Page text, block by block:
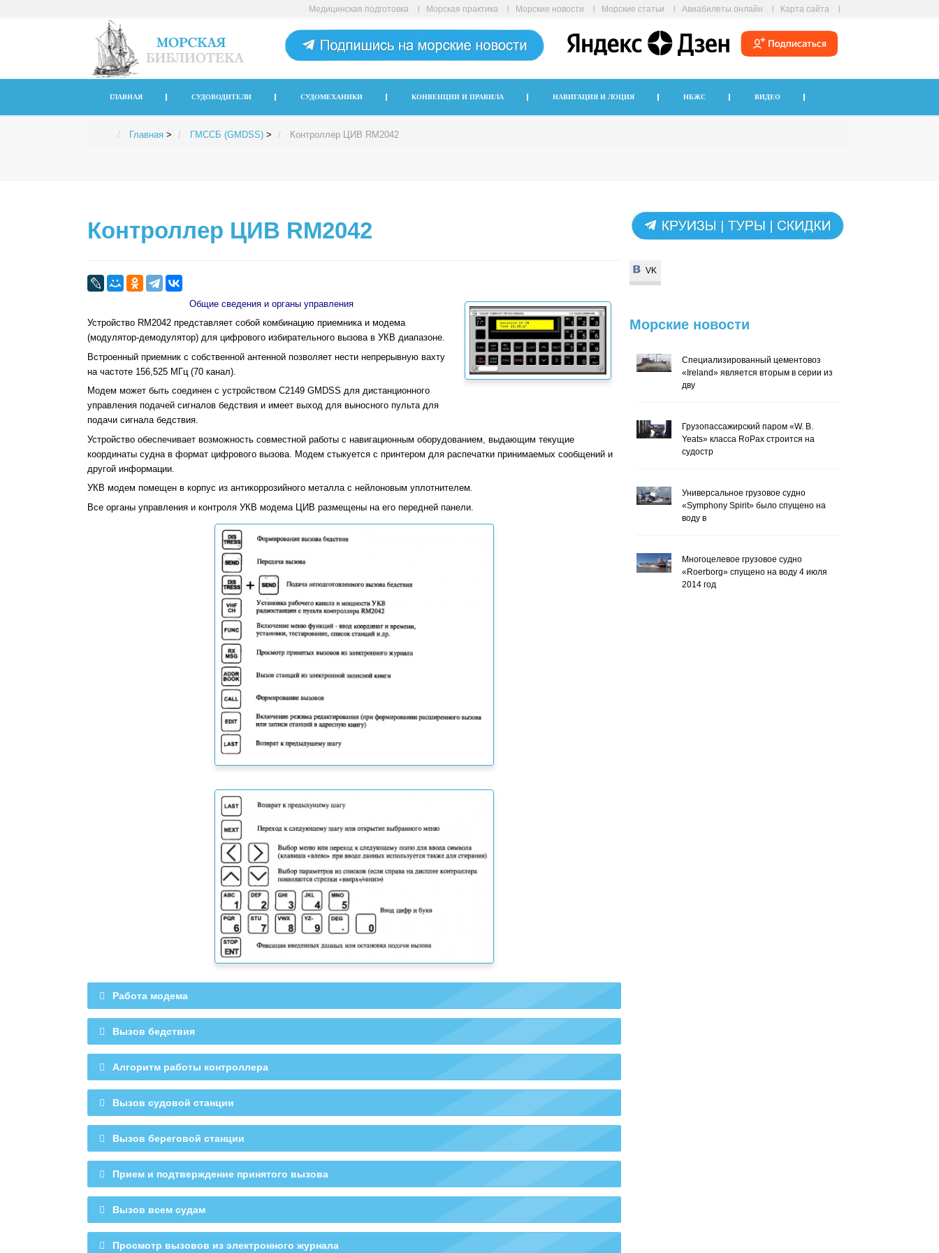
Медицинская подготовка Морская практика Морские новости Морские статьи Авиабилеты онлайн Карта сайта
ГЛАВНАЯ СУДОВОДИТЕЛИ СУДОМЕХАНИКИ КОНВЕНЦИИ И ПРАВИЛА НАВИГАЦИЯ И ЛОЦИЯ НБЖС ВИДЕО
Главная > ГМССБ (GMDSS) > Контроллер ЦИВ RM2042
Контроллер ЦИВ RM2042
Общие сведения и органы управления
Устройство RM2042 представляет собой комбинацию приемника и модема
(модулятор-демодулятор) для цифрового избирательного вызова в УКВ диапазоне.
Встроенный приемник с собственной антенной позволяет нести непрерывную вахту
на частоте 156,525 МГц (70 канал).
Модем может быть соединен с устройством С2149 GMDSS для дистанционного
управления подачей сигналов бедствия и имеет выход для выносного пульта для
подачи сигнала бедствия.
Устройство обеспечивает возможность совместной работы с навигационным оборудованием, выдающим текущие
координаты судна в формат цифрового вызова. Модем стыкуется с принтером для распечатки принимаемых сообщений и
другой информации.
УКВ модем помещен в корпус из антикоррозийного металла с нейлоновым уплотнителем.
Все органы управления и контроля УКВ модема ЦИВ размещены на его передней панели.
Работа модема
Работа модема
Вызов бедствия
Вызов бедствия
Алгоритм работы контроллера
Алгоритм работы контроллера
Вызов судовой станции
Вызов судовой станции
Вызов береговой станции
Прием и подтверждение принятого вызова
Прием и подтверждение принятого вызова
Вызов всем судам
Вызов всем судам
Просмотр вызовов из электронного журнала
VK
VK
Морские новости
Специализированный цементовоз
«Ireland» является вторым в серии из
дву
Грузопассажирский паром «W. B.
Yeats» класса RoPax строится на
судостр
Универсальное грузовое судно
«Symphony Spirit» было спущено на
воду в
Многоцелевое грузовое судно
«Roerborg» спущено на воду 4 июля
2014 год